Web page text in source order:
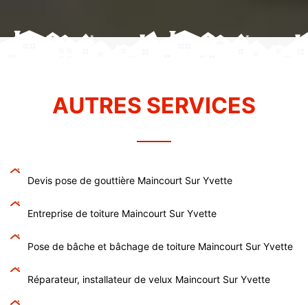
AUTRES SERVICES
Devis pose de gouttière Maincourt Sur Yvette
Entreprise de toiture Maincourt Sur Yvette
Pose de bâche et bâchage de toiture Maincourt Sur Yvette
Réparateur, installateur de velux Maincourt Sur Yvette